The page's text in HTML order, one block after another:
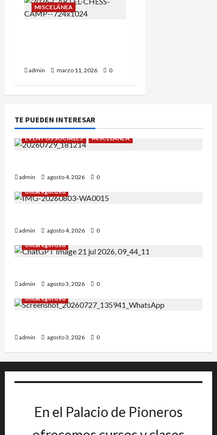
MISCELÁNEA
admin marzo 11, 2026 0
TE PUEDEN INTERESAR
EVENTOS SOCIALES MISCELÁNEA
admin agosto 4, 2026
0
Uncategorized
admin agosto 4, 2026
0
Uncategorized
admin agosto 3, 2026
0
Uncategorized
admin agosto 3, 2026 0
En el Palacio de Pioneros